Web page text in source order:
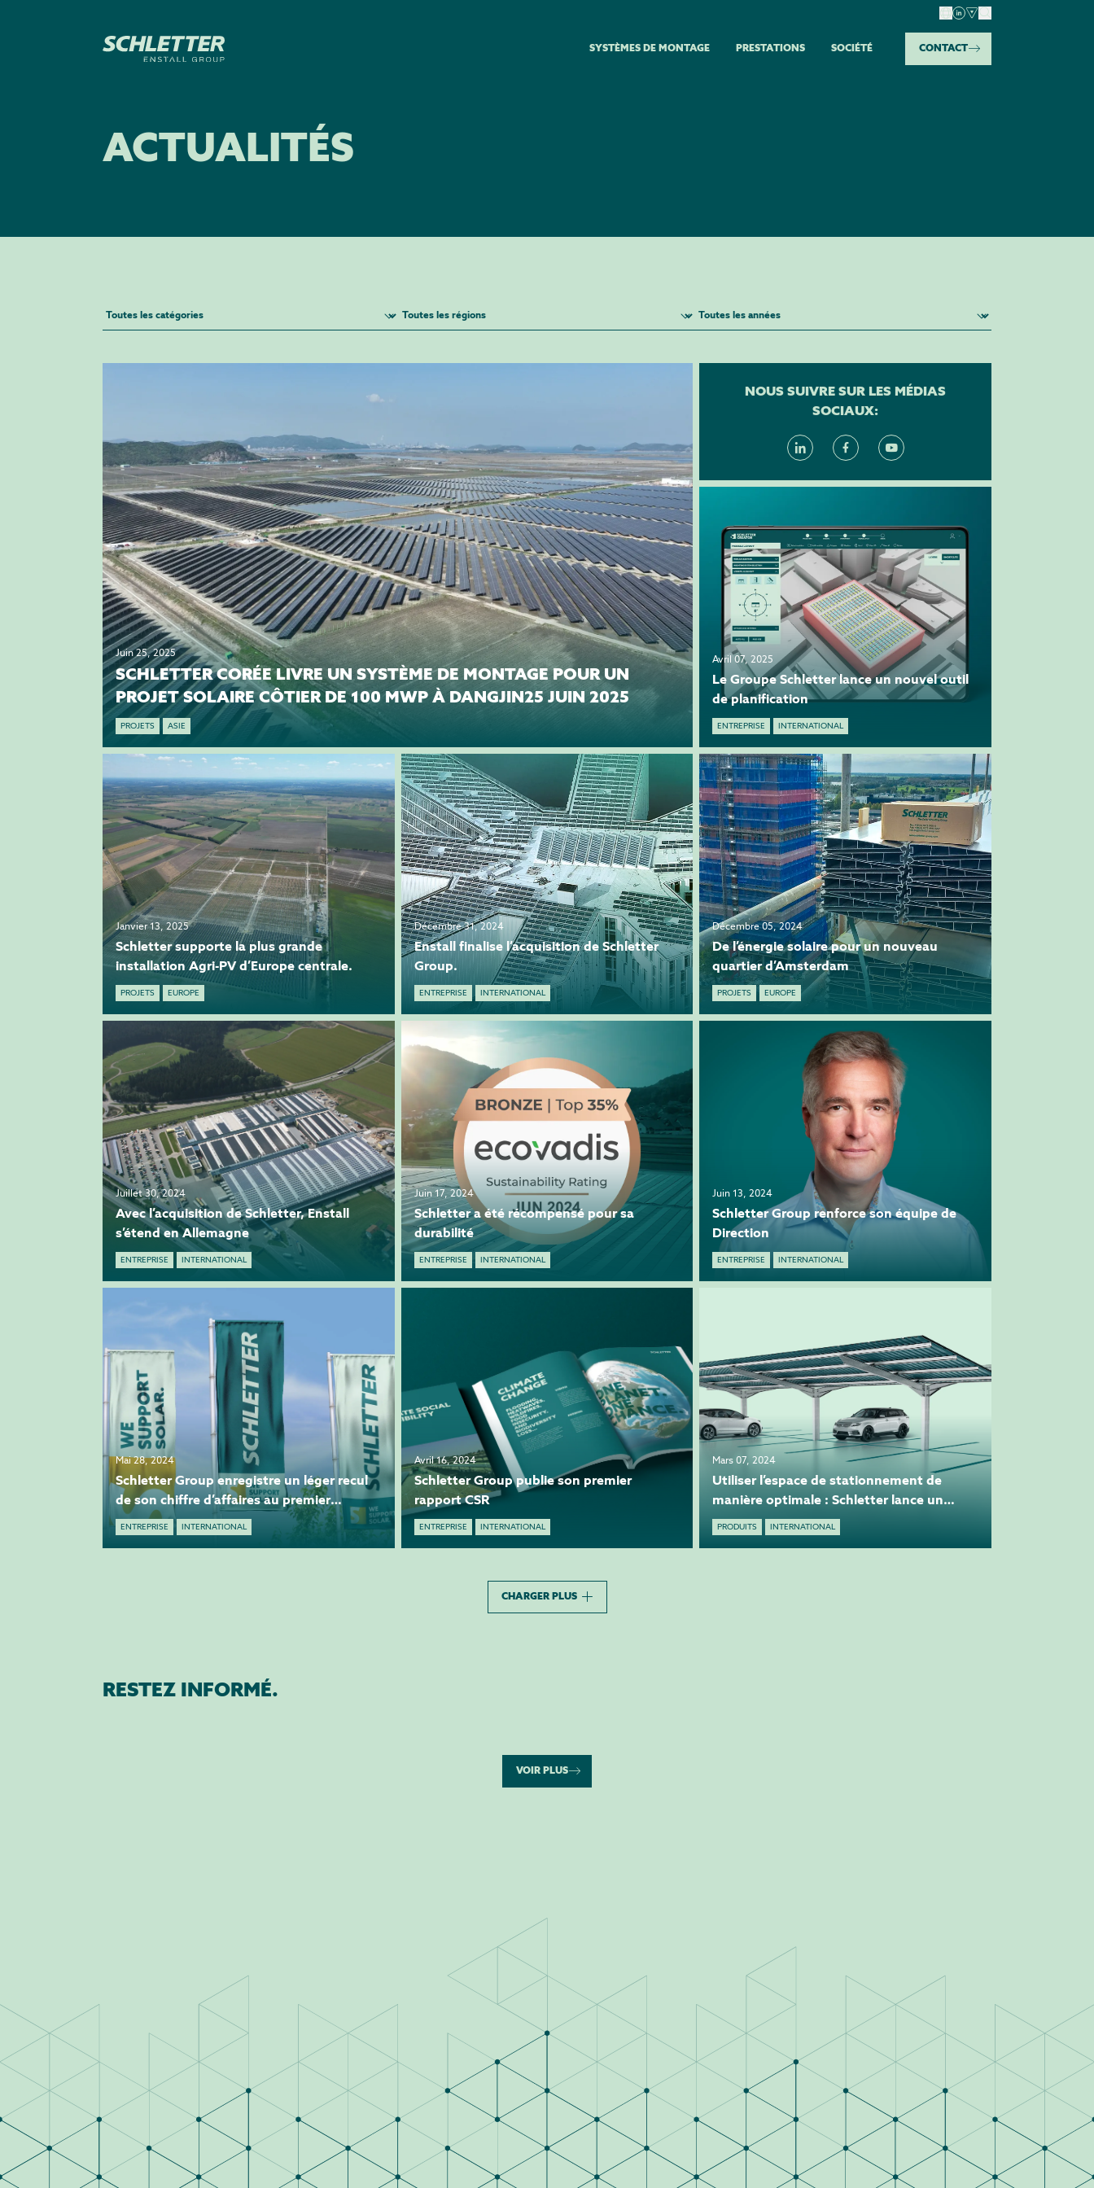
SYSTÈMES DE MONTAGE PRESTATIONS​​ SOCIÉTÉ​ CONTACT
ACTUALITÉS
Juin 25, 2025
SCHLETTER CORÉE LIVRE UN SYSTÈME DE MONTAGE POUR UN
PROJET SOLAIRE CÔTIER DE 100 MWP À DANGJIN25 JUIN 2025
PROJETS ASIE
NOUS SUIVRE SUR LES MÉDIAS
SOCIAUX:
Avril 07, 2025
Le Groupe Schletter lance un nouvel outil
de planification
ENTREPRISE INTERNATIONAL
Janvier 13, 2025
Schletter supporte la plus grande
installation Agri-PV d’Europe centrale.
PROJETS EUROPE
Décembre 31, 2024
Enstall finalise l’acquisition de Schletter
Group.
ENTREPRISE INTERNATIONAL
Décembre 05, 2024
De l’énergie solaire pour un nouveau
quartier d’Amsterdam
PROJETS EUROPE
Juillet 30, 2024
Avec l’acquisition de Schletter, Enstall
s’étend en Allemagne
ENTREPRISE INTERNATIONAL
Juin 17, 2024
Schletter a été récompensé pour sa
durabilité
ENTREPRISE INTERNATIONAL
Juin 13, 2024
Schletter Group renforce son équipe de
Direction
ENTREPRISE INTERNATIONAL
Mai 28, 2024
Schletter Group enregistre un léger recul
de son chiffre d’affaires au premier
trimestre
ENTREPRISE INTERNATIONAL
Avril 16, 2024
Schletter Group publie son premier
rapport CSR
ENTREPRISE INTERNATIONAL
Mars 07, 2024
Utiliser l’espace de stationnement de
manière optimale : Schletter lance un
nouveau système de carports sur le
PRODUITS INTERNATIONAL
CHARGER PLUS
RESTEZ INFORMÉ.
VOIR PLUS